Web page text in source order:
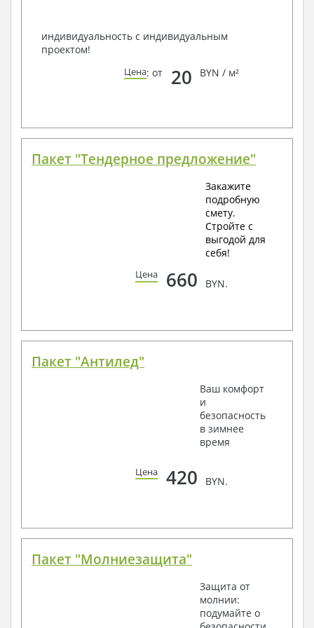
индивидуальность с индивидуальным
проектом!
Цена: от 20 BYN / м²
Пакет "Тендерное предложение"
Закажите
подробную
смету.
Стройте с
выгодой для
себя!
Цена 660 BYN.
Пакет "Антилед"
Ваш комфорт
и
безопасность
в зимнее
время
Цена 420 BYN.
Пакет "Молниезащита"
Защита от
молнии:
подумайте о